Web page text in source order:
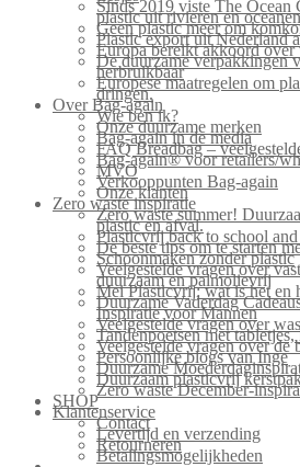
Sinds 2019 viste The
plastic uit rivieren en
Geen plastic meer om
Plastic export uit Nederland
Europa bereikt akkoord
De duurzame verpakkingen
herbruikbaar
Europese maatregelen om
dringen.
Over Bag-again
Wie ben ik?
Onze duurzame merken
Bag-again in de media
FAQ Breadbag –
Bag-again® voor retailers/
MVO
Verkooppunten Bag-again
Onze klanten
Zero waste inspiratie
Zero waste summer!
plastic en afval.
Plasticvrij back to school
De beste tips om te starten
Schoonmaken zonder plastic
Veelgestelde vragen over
duurzaam en palmolievrij
Mei Plasticvrij: wat is het en
Duurzame Vaderdag
Inspiratie voor Mannen
Veelgestelde vragen over
Tandenpoetsen met
Veelgestelde vragen over de
Persoonlijke blogs van Inge
Duurzame
Duurzaam plasticvrij
Zero waste December-
SHOP
Klantenservice
Contact
Levertijd en verzending
Retourneren
Betalingsmogelijkheden